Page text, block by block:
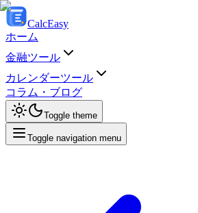
CalcEasy
ホーム
金融ツール
カレンダーツール
コラム・ブログ
Toggle theme
Toggle navigation menu